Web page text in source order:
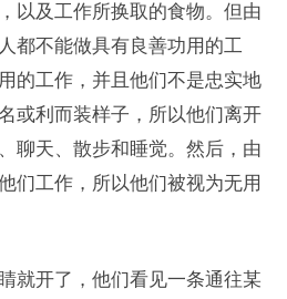
以及工作所换取的食物。但由
都不能做具有良善功用的工
的工作，并且他们不是忠实地
或利而装样子，所以他们离开
聊天、散步和睡觉。然后，由
们工作，所以他们被视为无用
就开了，他们看见一条通往某